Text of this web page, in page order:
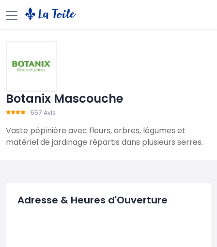
Botanix Mascouche
557 Avis
Vaste pépinière avec fleurs, arbres, légumes et
matériel de jardinage répartis dans plusieurs serres.
Adresse & Heures d'Ouverture